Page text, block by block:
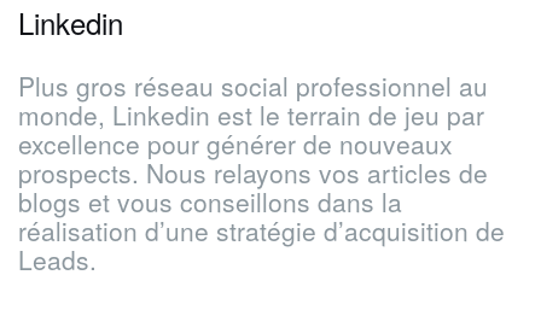
Linkedin
Plus gros réseau social professionnel au
monde, Linkedin est le terrain de jeu par
excellence pour générer de nouveaux
prospects. Nous relayons vos articles de
blogs et vous conseillons dans la
réalisation d’une stratégie d’acquisition de
Leads.